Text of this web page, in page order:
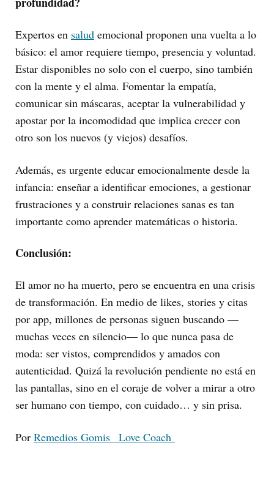
Expertos en salud emocional proponen una vuelta a lo
básico: el amor requiere tiempo, presencia y voluntad.
Estar disponibles no solo con el cuerpo, sino también
con la mente y el alma. Fomentar la empatía,
comunicar sin máscaras, aceptar la vulnerabilidad y
apostar por la incomodidad que implica crecer con
otro son los nuevos (y viejos) desafíos.
Además, es urgente educar emocionalmente desde la
infancia: enseñar a identificar emociones, a gestionar
frustraciones y a construir relaciones sanas es tan
importante como aprender matemáticas o historia.
Conclusión:
El amor no ha muerto, pero se encuentra en una crisis
de transformación. En medio de likes, stories y citas
por app, millones de personas siguen buscando —
muchas veces en silencio— lo que nunca pasa de
moda: ser vistos, comprendidos y amados con
autenticidad. Quizá la revolución pendiente no está en
las pantallas, sino en el coraje de volver a mirar a otro
ser humano con tiempo, con cuidado… y sin prisa.
Por Remedios Gomis_ Love Coach